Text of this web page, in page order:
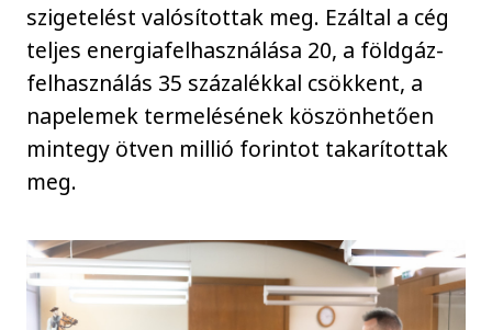
szigetelést valósítottak meg. Ezáltal a cég
teljes energiafelhasználása 20, a földgáz-
felhasználás 35 százalékkal csökkent, a
napelemek termelésének köszönhetően
mintegy ötven millió forintot takarítottak
meg.